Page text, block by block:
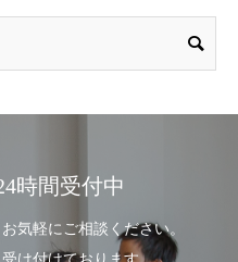
時間受付中
気軽にご相談ください。